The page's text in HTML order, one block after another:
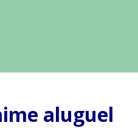
aluguel